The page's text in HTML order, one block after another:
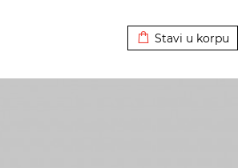
Stavi u korpu